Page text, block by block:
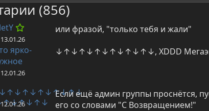
(856)
или фразой, "только тебя и жали"
ярко-
↓↑↓↑↓↑↓↑↓↑↓↑↓, XDDD
Если ещё админ группы проснётся,
его со словами "С Возвращением!"